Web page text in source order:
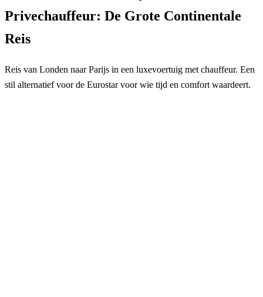
Privechauffeur: De Grote Continentale
Reis
Reis van Londen naar Parijs in een luxevoertuig met chauffeur. Een
stil alternatief voor de Eurostar voor wie tijd en comfort waardeert.